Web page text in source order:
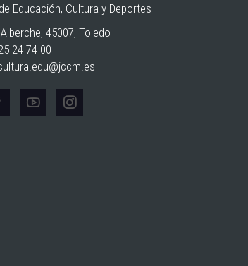
Educación, Cultura y Deportes
45007, Toledo
24 74 00